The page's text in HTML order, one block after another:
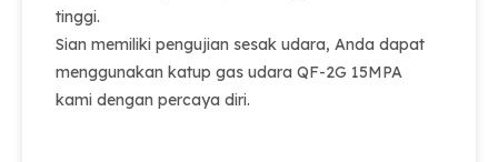
tinggi.
Sian memiliki pengujian sesak udara, Anda dapat
menggunakan katup gas udara QF-2G 15MPA
kami dengan percaya diri.